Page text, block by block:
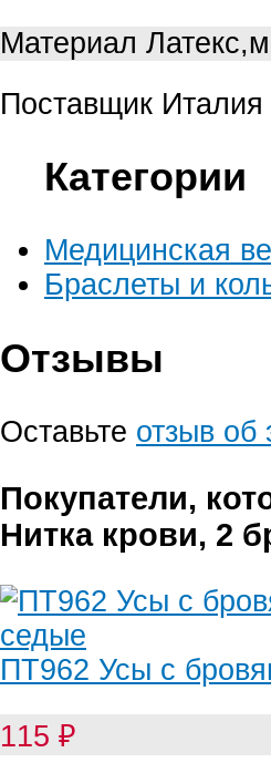
Материал
Поставщик Италия
Категории
Медицинская
Браслеты и
Отзывы
Оставьте отзыв об
Покупатели,
Нитка крови, 2
ПТ962 Усы с
115 ₽